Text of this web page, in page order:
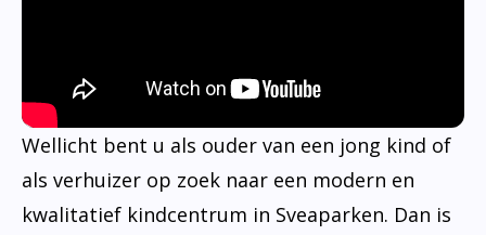
Wellicht bent u als ouder van een jong kind of
als verhuizer op zoek naar een modern en
kwalitatief kindcentrum in Sveaparken. Dan is